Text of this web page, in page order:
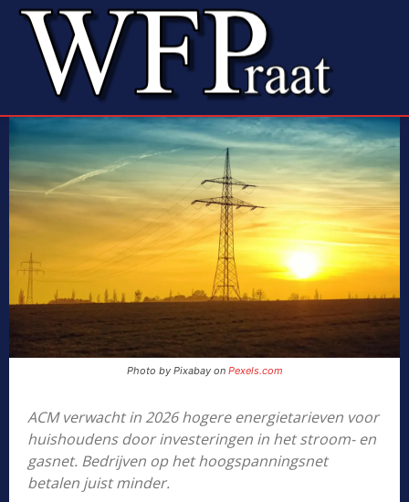
Photo by Pixabay on Pexels.com
ACM verwacht in 2026 hogere energietarieven voor
huishoudens door investeringen in het stroom- en
gasnet. Bedrijven op het hoogspanningsnet
betalen juist minder.